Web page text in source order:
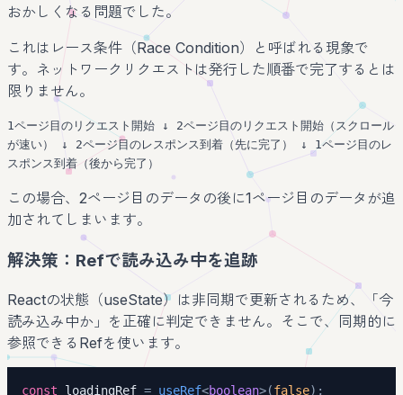
おかしくなる問題でした。
これはレース条件（Race Condition）と呼ばれる現象で
す。ネットワークリクエストは発行した順番で完了するとは
限りません。
1ページ目のリクエスト開始 ↓ 2ページ目のリクエスト開始（スクロール
が速い） ↓ 2ページ目のレスポンス到着（先に完了） ↓ 1ページ目のレ
スポンス到着（後から完了）
この場合、2ページ目のデータの後に1ページ目のデータが追
加されてしまいます。
解決策：Refで読み込み中を追跡
Reactの状態（useState）は非同期で更新されるため、「今
読み込み中か」を正確に判定できません。そこで、同期的に
参照できるRefを使います。
const loadingRef = useRef<boolean>(false) ;